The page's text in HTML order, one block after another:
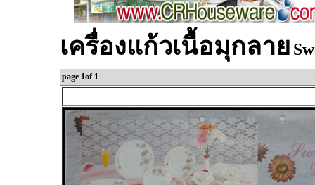
เครื่องแก้วเนื้อมุกลาย
page 1of 1